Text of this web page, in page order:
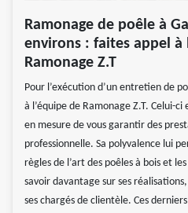
Ramonage de poêle à
environs : faites appel à
Ramonage Z.T
Pour l’exécution d’un entretien de
à l’équipe de Ramonage Z.T. Celui-
en mesure de vous garantir des
professionnelle. Sa polyvalence lui
règles de l’art des poêles à bois et
savoir davantage sur ses
ses chargés de clientèle. Ces